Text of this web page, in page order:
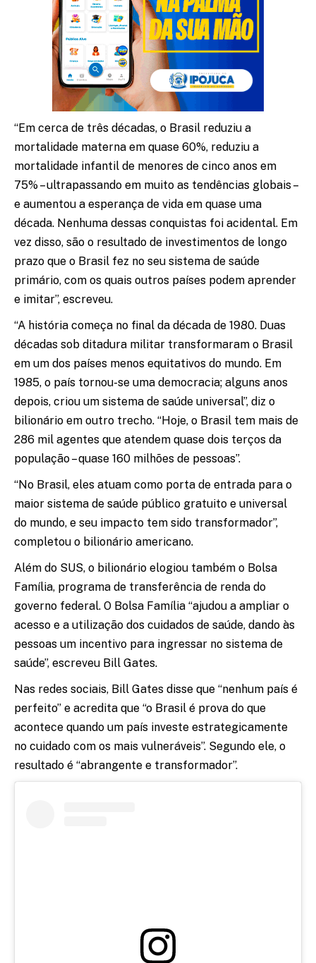
“Em cerca de três décadas, o Brasil reduziu a
mortalidade materna em quase 60%, reduziu a
mortalidade infantil de menores de cinco anos em
75% – ultrapassando em muito as tendências globais –
e aumentou a esperança de vida em quase uma
década. Nenhuma dessas conquistas foi acidental. Em
vez disso, são o resultado de investimentos de longo
prazo que o Brasil fez no seu sistema de saúde
primário, com os quais outros países podem aprender
e imitar”, escreveu.
“A história começa no final da década de 1980. Duas
décadas sob ditadura militar transformaram o Brasil
em um dos países menos equitativos do mundo. Em
1985, o país tornou-se uma democracia; alguns anos
depois, criou um sistema de saúde universal”, diz o
bilionário em outro trecho. “Hoje, o Brasil tem mais de
286 mil agentes que atendem quase dois terços da
população – quase 160 milhões de pessoas”.
“No Brasil, eles atuam como porta de entrada para o
maior sistema de saúde público gratuito e universal
do mundo, e seu impacto tem sido transformador”,
completou o bilionário americano.
Além do SUS, o bilionário elogiou também o Bolsa
Família, programa de transferência de renda do
governo federal. O Bolsa Família “ajudou a ampliar o
acesso e a utilização dos cuidados de saúde, dando às
pessoas um incentivo para ingressar no sistema de
saúde”, escreveu Bill Gates.
Nas redes sociais, Bill Gates disse que “nenhum país é
perfeito” e acredita que “o Brasil é prova do que
acontece quando um país investe estrategicamente
no cuidado com os mais vulneráveis”. Segundo ele, o
resultado é “abrangente e transformador”.